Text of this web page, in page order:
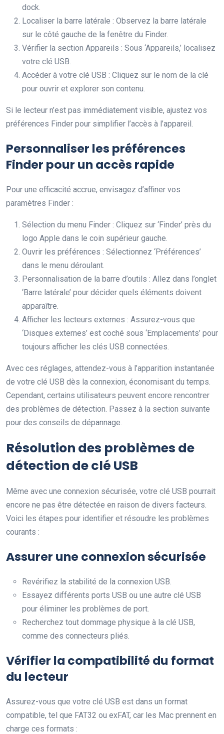
dock.
Localiser la barre latérale : Observez la barre latérale
sur le côté gauche de la fenêtre du Finder.
Vérifier la section Appareils : Sous ‘Appareils,’ localisez
votre clé USB.
Accéder à votre clé USB : Cliquez sur le nom de la clé
pour ouvrir et explorer son contenu.
Si le lecteur n’est pas immédiatement visible, ajustez vos
préférences Finder pour simplifier l’accès à l’appareil.
Personnaliser les préférences
Finder pour un accès rapide
Pour une efficacité accrue, envisagez d’affiner vos
paramètres Finder :
Sélection du menu Finder : Cliquez sur ‘Finder’ près du
logo Apple dans le coin supérieur gauche.
Ouvrir les préférences : Sélectionnez ‘Préférences’
dans le menu déroulant.
Personnalisation de la barre d’outils : Allez dans l’onglet
‘Barre latérale’ pour décider quels éléments doivent
apparaître.
Afficher les lecteurs externes : Assurez-vous que
‘Disques externes’ est coché sous ‘Emplacements’ pour
toujours afficher les clés USB connectées.
Avec ces réglages, attendez-vous à l’apparition instantanée
de votre clé USB dès la connexion, économisant du temps.
Cependant, certains utilisateurs peuvent encore rencontrer
des problèmes de détection. Passez à la section suivante
pour des conseils de dépannage.
Résolution des problèmes de
détection de clé USB
Même avec une connexion sécurisée, votre clé USB pourrait
encore ne pas être détectée en raison de divers facteurs.
Voici les étapes pour identifier et résoudre les problèmes
courants :
Assurer une connexion sécurisée
Revérifiez la stabilité de la connexion USB.
Essayez différents ports USB ou une autre clé USB
pour éliminer les problèmes de port.
Recherchez tout dommage physique à la clé USB,
comme des connecteurs pliés.
Vérifier la compatibilité du format
du lecteur
Assurez-vous que votre clé USB est dans un format
compatible, tel que FAT32 ou exFAT, car les Mac prennent en
charge ces formats :